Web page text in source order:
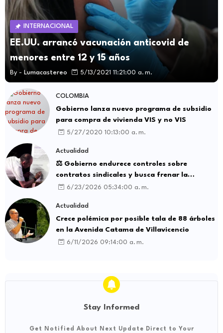
INTERNACIONAL
EE.UU. arrancó vacunación anticovid de
menores entre 12 y 15 años
By - Lumacastereo 5/13/2021 11:21:00 a. m.
COLOMBIA
Gobierno lanza nuevo programa de subsidio
para compra de vivienda VIS y no VIS
5/27/2020 10:13:00 a. m.
Actualidad
⚖️ Gobierno endurece controles sobre
contratos sindicales y busca frenar la
intermediación laboral ilegal
6/23/2026 05:34:00 a. m.
Actualidad
Crece polémica por posible tala de 88 árboles
en la Avenida Catama de Villavicencio
6/11/2026 09:14:00 a. m.
Stay Informed
Get Notified About Next Update Direct to Your